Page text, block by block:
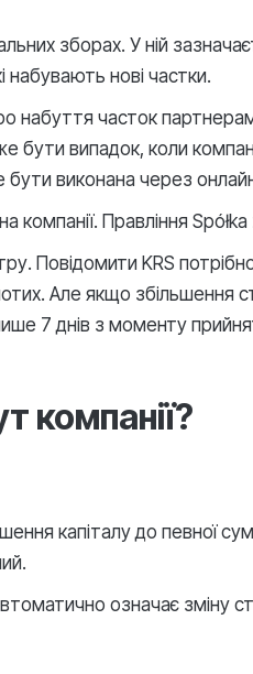
зборах. У ній
набувають нові частки.
набуття часток
бути випадок, коли
виконана через
Правління
Повідомити KRS
Але якщо
7 днів з моменту
компанії?
капіталу до певної
означає зміну